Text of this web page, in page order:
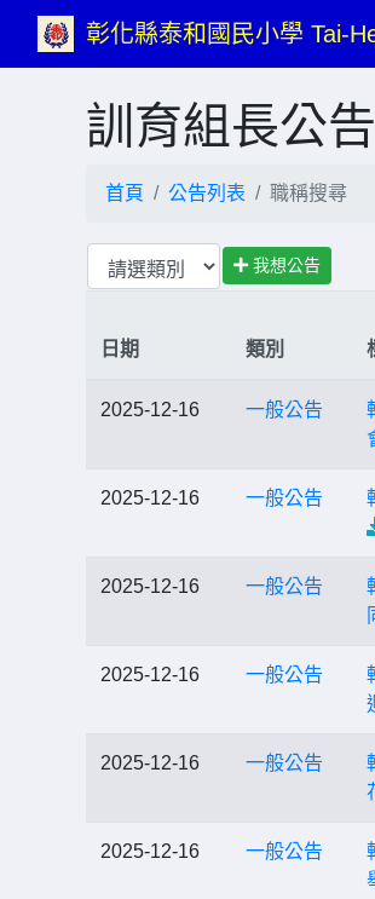
彰化縣泰和國民小學 Tai-
訓育組長公告
首頁 公告列表 職稱搜尋
我想公告
日期 類別
2025-12-16 一般公告
2025-12-16 一般公告
2025-12-16 一般公告
2025-12-16 一般公告
2025-12-16 一般公告
2025-12-16 一般公告